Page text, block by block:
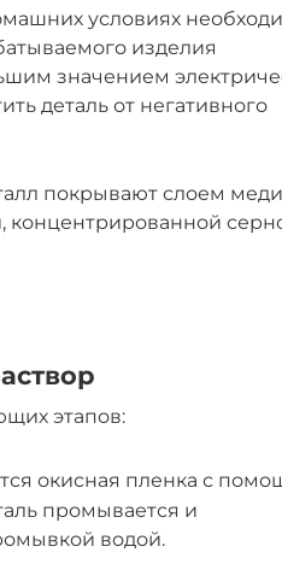
условиях
изделия
значением
деталь от негативного
покрывают слоем
концентрированной
этапов:
окисная пленка с
промывается и
водой.